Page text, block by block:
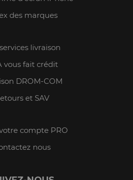
des marques
livraison
vous fait crédit
DROM-COM
et SAV
compte PRO
nous